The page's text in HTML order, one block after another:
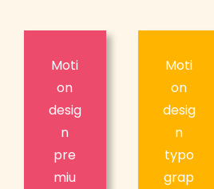
Moti
on
desig
n
pre
miu
Moti
on
desig
n
typo
grap